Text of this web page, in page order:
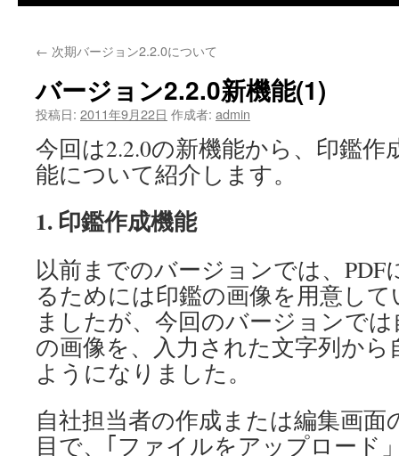
← 次期バージョン2.2.0について
バージョン2.2.0新機能(1)
投稿日: 2011年9月22日 作成者: admin
今回は2.2.0の新機能から、印鑑作
能について紹介します。
1. 印鑑作成機能
以前までのバージョンでは、PDF
るためには印鑑の画像を用意し
ましたが、今回のバージョンで
の画像を、入力された文字列か
ようになりました。
自社担当者の作成または編集画面
目で、｢ファイルをアップロード